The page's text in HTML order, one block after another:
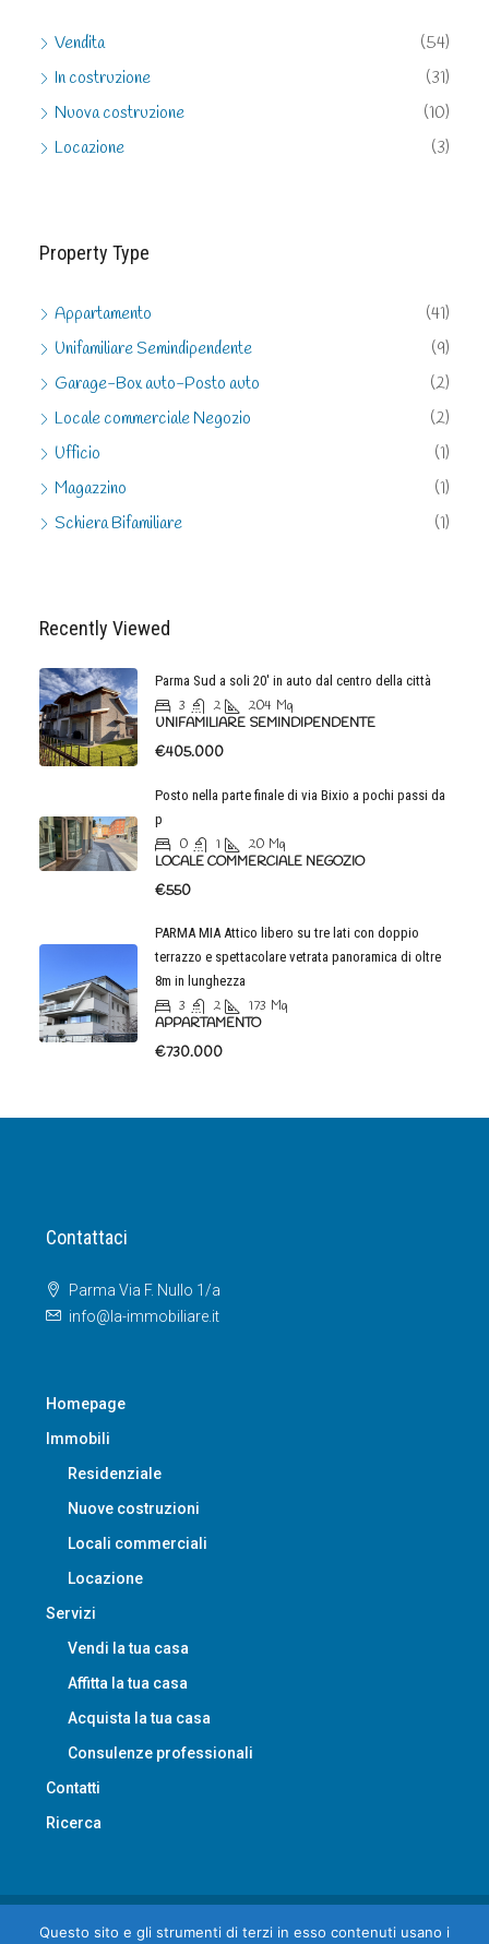
In costruzione
(31)
Nuova costruzione
(10)
Locazione
(3)
Unifamiliare Semindipendente
(9)
Garage-Box auto-Posto auto
(2)
Locale commerciale Negozio
(2)
Ufficio
(1)
Magazzino
(1)
Schiera Bifamiliare
(1)
3 2 204 Mq
UNIFAMILIARE SEMINDIPENDENTE
€405.000
p
LOCALE COMMERCIALE NEGOZIO
€550
terrazzo e spettacolare vetrata panoramica di oltre
8m in lunghezza
3 2
APPARTAMENTO
€730.000
info@la-immobiliare.it
Immobili
Residenziale
Nuove costruzioni
Locali commerciali
Locazione
Servizi
Vendi la tua casa
Affitta la tua casa
Acquista la tua casa
Consulenze professionali
Contatti
Ricerca
© LAimmobiliare - All rights reserved
Questo sito e gli strumenti di terzi in esso contenuti usano i